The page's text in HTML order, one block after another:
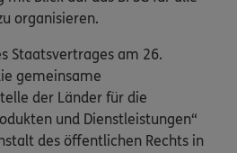
organisieren.
Staatsvertrages am 26.
gemeinsame
der Länder für die
und Dienstleistungen“
des öffentlichen Rechts in